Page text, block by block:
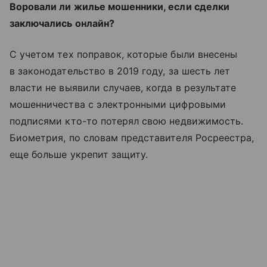
Воровали ли жилье мошенники, если сделки
заключались онлайн?
С учетом тех поправок, которые были внесены
в законодательство в 2019 году, за шесть лет
власти не выявили случаев, когда в результате
мошенничества с электронными цифровыми
подписями кто-то потерял свою недвижимость.
Биометрия, по словам представителя Росреестра,
еще больше укрепит защиту.